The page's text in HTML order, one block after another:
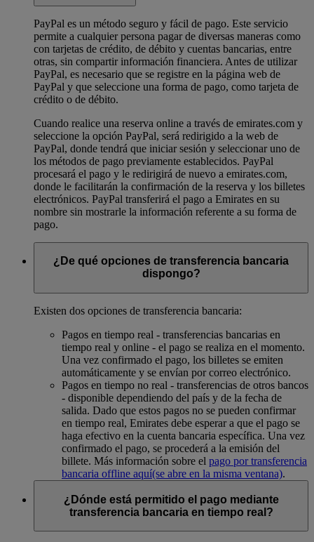
PayPal es un método seguro y fácil de pago. Este servicio
permite a cualquier persona pagar de diversas maneras como
con tarjetas de crédito, de débito y cuentas bancarias, entre
otras, sin compartir información financiera. Antes de utilizar
PayPal, es necesario que se registre en la página web de
PayPal y que seleccione una forma de pago, como tarjeta de
crédito o de débito.
Cuando realice una reserva online a través de emirates.com y
seleccione la opción PayPal, será redirigido a la web de
PayPal, donde tendrá que iniciar sesión y seleccionar uno de
los métodos de pago previamente establecidos. PayPal
procesará el pago y le redirigirá de nuevo a emirates.com,
donde le facilitarán la confirmación de la reserva y los billetes
electrónicos. PayPal transferirá el pago a Emirates en su
nombre sin mostrarle la información referente a su forma de
pago.
¿De qué opciones de transferencia bancaria
dispongo?
Existen dos opciones de transferencia bancaria:
Pagos en tiempo real - transferencias bancarias en
tiempo real y online - el pago se realiza en el momento.
Una vez confirmado el pago, los billetes se emiten
automáticamente y se envían por correo electrónico.
Pagos en tiempo no real - transferencias de otros bancos
- disponible dependiendo del país y de la fecha de
salida. Dado que estos pagos no se pueden confirmar
en tiempo real, Emirates debe esperar a que el pago se
haga efectivo en la cuenta bancaria específica. Una vez
confirmado el pago, se procederá a la emisión del
billete. Más información sobre el pago por transferencia
bancaria offline aquí(se abre en la misma ventana).
¿Dónde está permitido el pago mediante
transferencia bancaria en tiempo real?